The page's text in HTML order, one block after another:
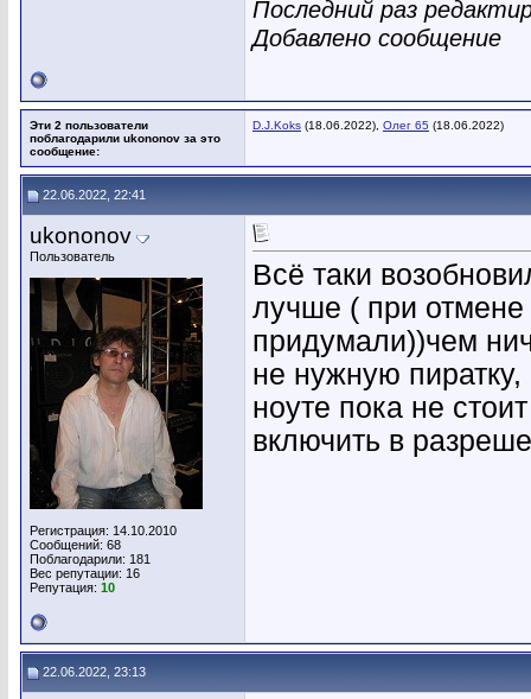
Последний раз
Добавлено сообщение
Эти 2 пользователи
поблагодарили ukononov за это
сообщение:
D.J.Koks (18.06.2022), Олег 65 (18.06.2022)
22.06.2022, 22:41
ukononov
Пользователь
Регистрация: 14.10.2010
Сообщений: 68
Поблагодарили: 181
Вес репутации: 16
Репутация: 10
Всё таки
лучше ( при отмене
придумали))чем
не нужную
ноуте пока не
включить в
22.06.2022, 23:13